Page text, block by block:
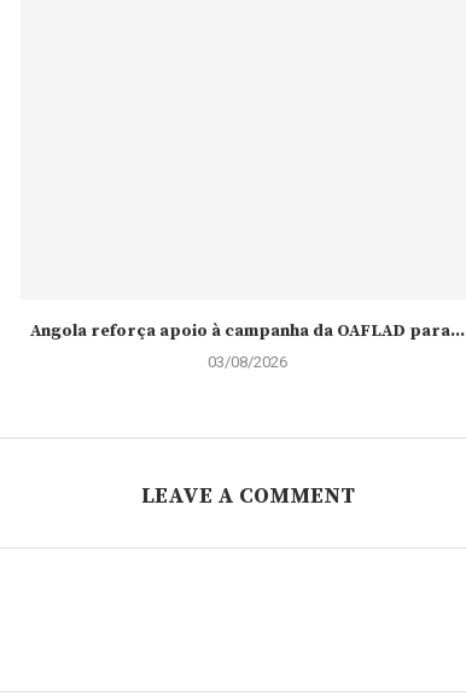
Angola reforça apoio à campanha da OAFLAD para...
03/08/2026
LEAVE A COMMENT